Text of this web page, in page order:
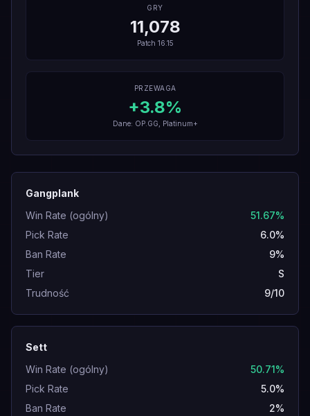
GRY
11,078
Patch 16.15
PRZEWAGA
+3.8%
Dane: OP.GG, Platinum+
Gangplank
Win Rate (ogólny)
51.67%
Pick Rate
6.0%
Ban Rate
9%
Tier
S
Trudność
9/10
Sett
Win Rate (ogólny)
50.71%
Pick Rate
5.0%
Ban Rate
2%